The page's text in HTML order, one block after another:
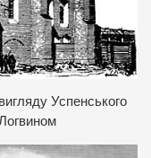
Успенського